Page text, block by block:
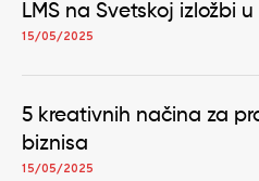
LMS na Svetskoj izložbi
15/05/2025
5 kreativnih načina za
biznisa
15/05/2025